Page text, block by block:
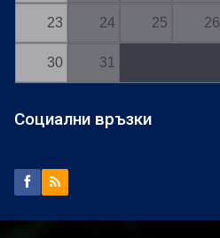
23 24 25 26
30 31
Социални връзки